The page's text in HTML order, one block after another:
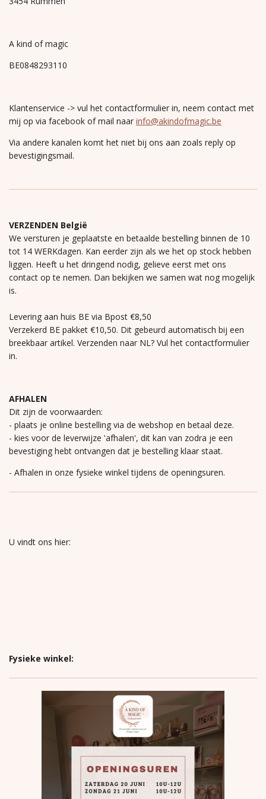
A kind of magic
BE0848293110
Klantenservice -> vul het contactformulier in, neem contact met
mij op via facebook of mail naar info@akindofmagic.be
Via andere kanalen komt het niet bij ons aan zoals reply op
bevestigingsmail.
VERZENDEN België
We versturen je geplaatste en betaalde bestelling binnen de 10
tot 14 WERKdagen. Kan eerder zijn als we het op stock hebben
liggen. Heeft u het dringend nodig, gelieve eerst met ons
contact op te nemen. Dan bekijken we samen wat nog mogelijk
is.
Levering aan huis BE via Bpost €8,50
Verzekerd BE pakket €10,50. Dit gebeurd automatisch bij een
breekbaar artikel. Verzenden naar NL? Vul het contactformulier
in.
AFHALEN
Dit zijn de voorwaarden:
- plaats je online bestelling via de webshop en betaal deze.
- kies voor de leverwijze 'afhalen', dit kan van zodra je een
bevestiging hebt ontvangen dat je bestelling klaar staat.
- Afhalen in onze fysieke winkel tijdens de openingsuren.
U vindt ons hier:
Fysieke winkel: